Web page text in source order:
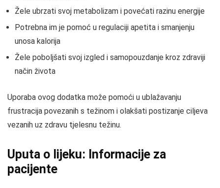
Žele ubrzati svoj metabolizam i povećati razinu energije
Potrebna im je pomoć u regulaciji apetita i smanjenju
unosa kalorija
Žele poboljšati svoj izgled i samopouzdanje kroz zdraviji
način života
Uporaba ovog dodatka može pomoći u ublažavanju
frustracija povezanih s težinom i olakšati postizanje ciljeva
vezanih uz zdravu tjelesnu težinu.
Uputa o lijeku: Informacije za
pacijente